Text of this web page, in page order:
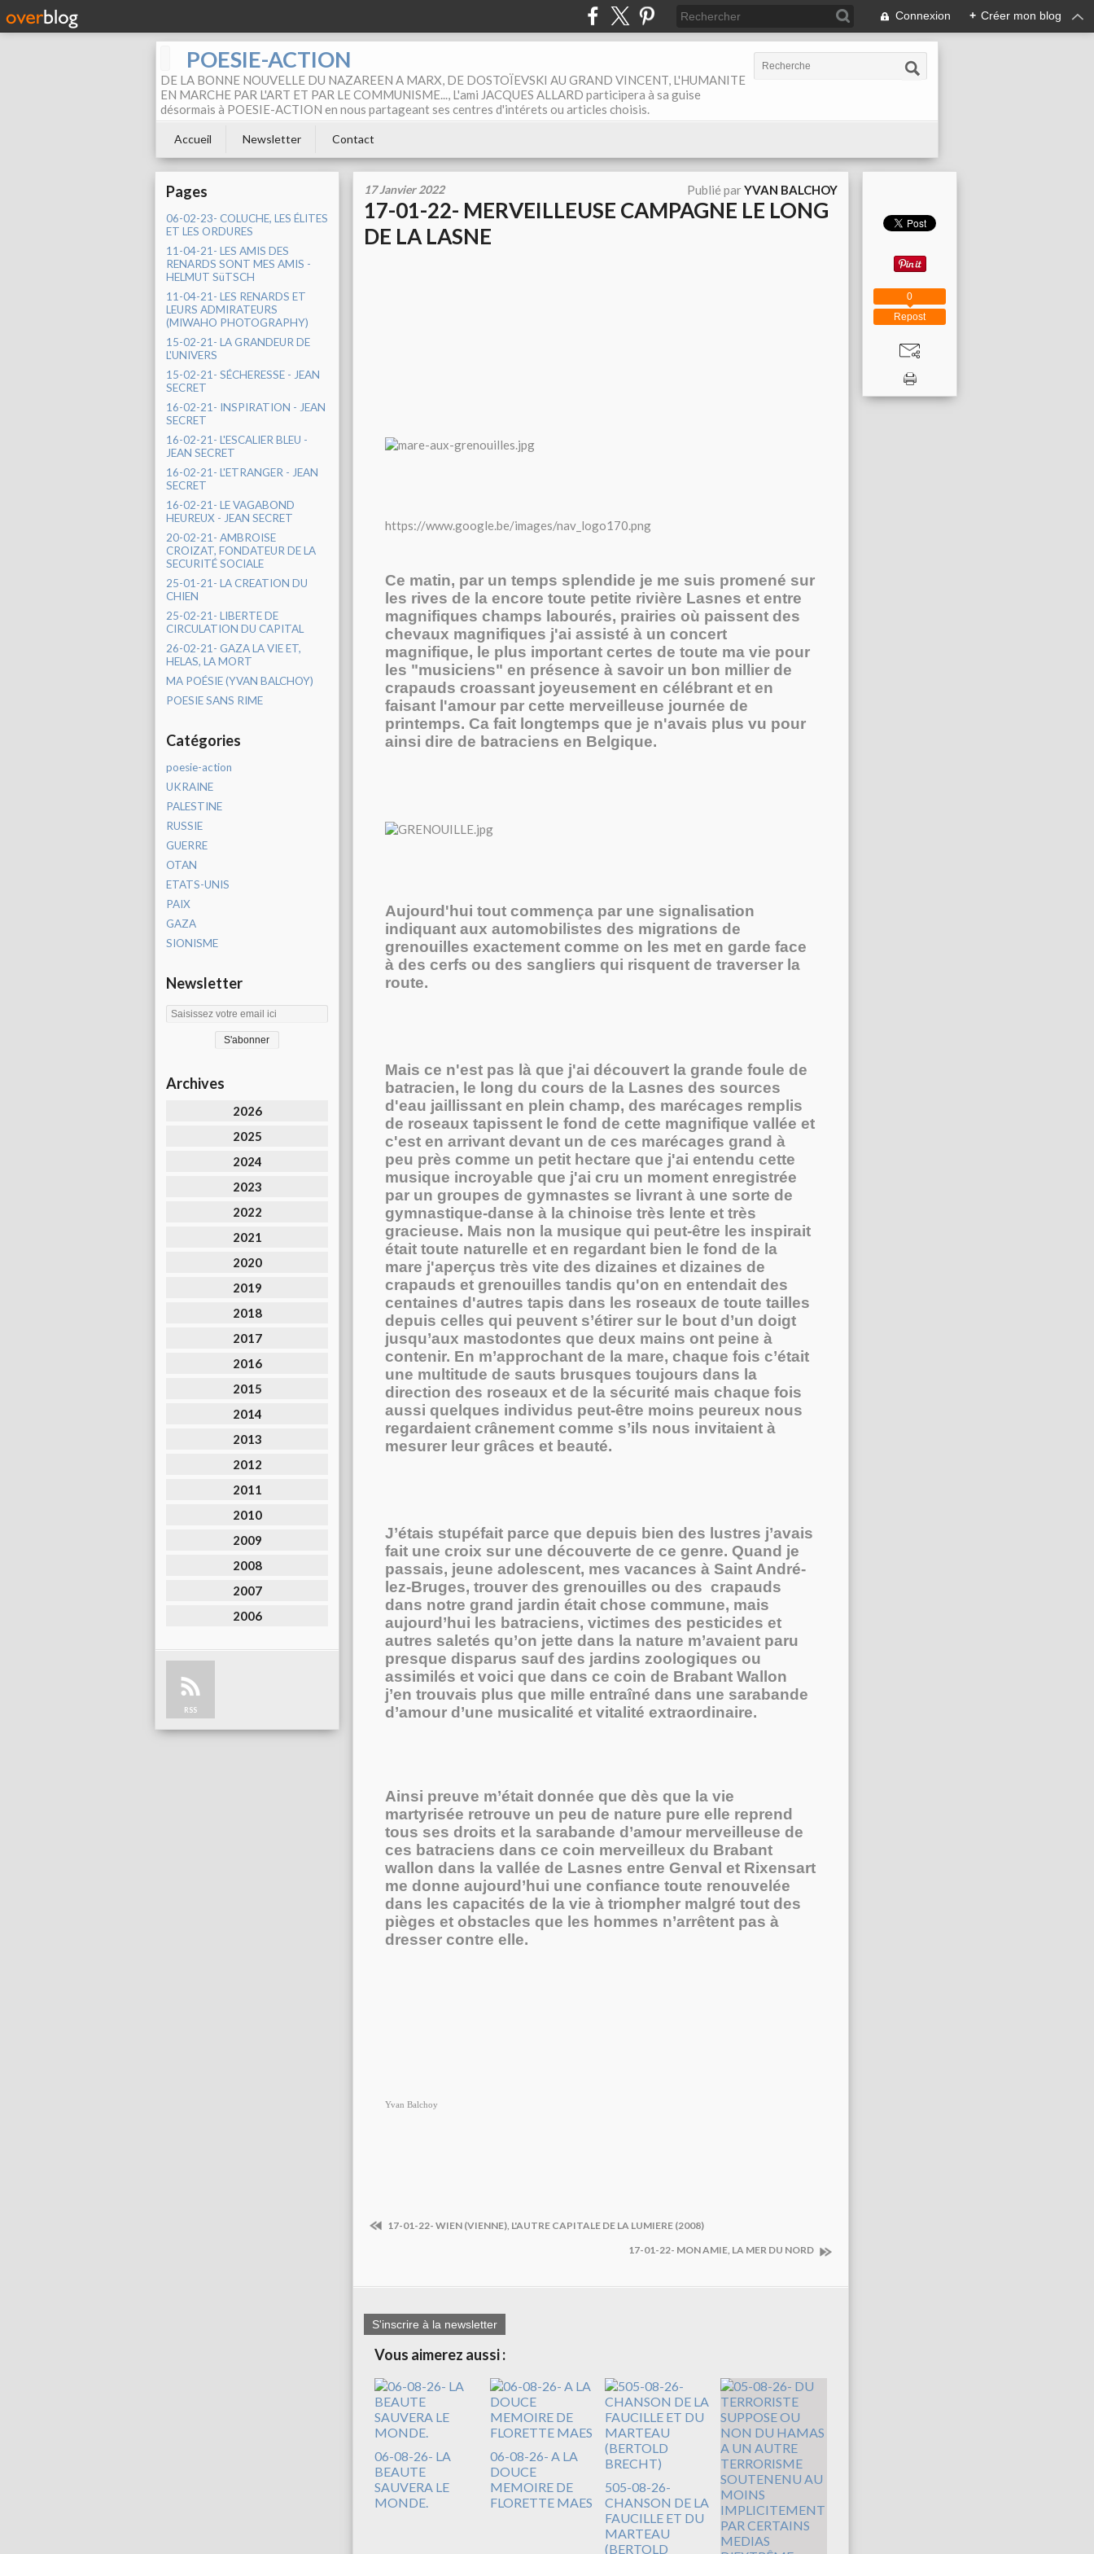
Connexion + Créer mon blog
POESIE-ACTION
DE LA BONNE NOUVELLE DU NAZAREEN A MARX, DE DOSTOÏEVSKI AU GRAND VINCENT, L'HUMANITE
EN MARCHE PAR L'ART ET PAR LE COMMUNISME..., L'ami JACQUES ALLARD participera à sa guise
désormais à POESIE-ACTION en nous partageant ses centres d'intérets ou articles choisis.
Accueil Newsletter Contact
Pages
06-02-23- COLUCHE, LES ÉLITES
ET LES ORDURES
11-04-21- LES AMIS DES
RENARDS SONT MES AMIS -
HELMUT SüTSCH
11-04-21- LES RENARDS ET
LEURS ADMIRATEURS
(MIWAHO PHOTOGRAPHY)
15-02-21- LA GRANDEUR DE
L'UNIVERS
15-02-21- SÉCHERESSE - JEAN
SECRET
16-02-21- INSPIRATION - JEAN
SECRET
16-02-21- L'ESCALIER BLEU -
JEAN SECRET
16-02-21- L'ETRANGER - JEAN
SECRET
16-02-21- LE VAGABOND
HEUREUX - JEAN SECRET
20-02-21- AMBROISE
CROIZAT, FONDATEUR DE LA
SECURITÉ SOCIALE
25-01-21- LA CREATION DU
CHIEN
25-02-21- LIBERTE DE
CIRCULATION DU CAPITAL
26-02-21- GAZA LA VIE ET,
HELAS, LA MORT
MA POÉSIE (YVAN BALCHOY)
POESIE SANS RIME
Catégories
poesie-action
UKRAINE
PALESTINE
RUSSIE
GUERRE
OTAN
ETATS-UNIS
PAIX
GAZA
SIONISME
Newsletter
Archives
2026
2025
2024
2023
2022
2021
2020
2019
2018
2017
2016
2015
2014
2013
2012
2011
2010
2009
2008
2007
2006
RSS
17 Janvier 2022 Publié parYVAN BALCHOY
17-01-22- MERVEILLEUSE CAMPAGNE LE LONG
DE LA LASNE
https://www.google.be/images/nav_logo170.png
Ce matin, par un temps splendide je me suis promené sur
les rives de la encore toute petite rivière Lasnes et entre
magnifiques champs labourés, prairies où paissent des
chevaux magnifiques j'ai assisté à un concert
magnifique, le plus important certes de toute ma vie pour
les "musiciens" en présence à savoir un bon millier de
crapauds croassant joyeusement en célébrant et en
faisant l'amour par cette merveilleuse journée de
printemps. Ca fait longtemps que je n'avais plus vu pour
ainsi dire de batraciens en Belgique.
Aujourd'hui tout commença par une signalisation
indiquant aux automobilistes des migrations de
grenouilles exactement comme on les met en garde face
à des cerfs ou des sangliers qui risquent de traverser la
route.
Mais ce n'est pas là que j'ai découvert la grande foule de
batracien, le long du cours de la Lasnes des sources
d'eau jaillissant en plein champ, des marécages remplis
de roseaux tapissent le fond de cette magnifique vallée et
c'est en arrivant devant un de ces marécages grand à
peu près comme un petit hectare que j'ai entendu cette
musique incroyable que j'ai cru un moment enregistrée
par un groupes de gymnastes se livrant à une sorte de
gymnastique-danse à la chinoise très lente et très
gracieuse. Mais non la musique qui peut-être les inspirait
était toute naturelle et en regardant bien le fond de la
mare j'aperçus très vite des dizaines et dizaines de
crapauds et grenouilles tandis qu'on en entendait des
centaines d'autres tapis dans les roseaux de toute tailles
depuis celles qui peuvent s’étirer sur le bout d’un doigt
jusqu’aux mastodontes que deux mains ont peine à
contenir. En m’approchant de la mare, chaque fois c’était
une multitude de sauts brusques toujours dans la
direction des roseaux et de la sécurité mais chaque fois
aussi quelques individus peut-être moins peureux nous
regardaient crânement comme s’ils nous invitaient à
mesurer leur grâces et beauté.
J’étais stupéfait parce que depuis bien des lustres j’avais
fait une croix sur une découverte de ce genre. Quand je
passais, jeune adolescent, mes vacances à Saint André-
lez-Bruges, trouver des grenouilles ou des crapauds
dans notre grand jardin était chose commune, mais
aujourd’hui les batraciens, victimes des pesticides et
autres saletés qu’on jette dans la nature m’avaient paru
presque disparus sauf des jardins zoologiques ou
assimilés et voici que dans ce coin de Brabant Wallon
j’en trouvais plus que mille entraîné dans une sarabande
d’amour d’une musicalité et vitalité extraordinaire.
Ainsi preuve m’était donnée que dès que la vie
martyrisée retrouve un peu de nature pure elle reprend
tous ses droits et la sarabande d’amour merveilleuse de
ces batraciens dans ce coin merveilleux du Brabant
wallon dans la vallée de Lasnes entre Genval et Rixensart
me donne aujourd’hui une confiance toute renouvelée
dans les capacités de la vie à triompher malgré tout des
pièges et obstacles que les hommes n’arrêtent pas à
dresser contre elle.
Yvan Balchoy
17-01-22- WIEN (VIENNE), L'AUTRE CAPITALE DE LA LUMIERE (2008)
17-01-22- MON AMIE, LA MER DU NORD
S'inscrire à la newsletter
Vous aimerez aussi :
06-08-26- LA
BEAUTE
SAUVERA LE
MONDE.
06-08-26- A LA
DOUCE
MEMOIRE DE
FLORETTE MAES
505-08-26-
CHANSON DE LA
FAUCILLE ET DU
MARTEAU
(BERTOLD
Repost
0